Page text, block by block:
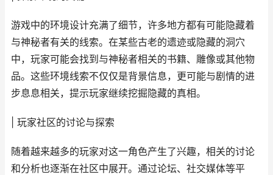
游戏中的环境设计充满了细节，许多地方都有可能隐藏着
与神秘者有关的线索。在某些古老的遗迹或隐藏的洞穴
中，玩家可能会找到与神秘者相关的书籍、雕像或其他物
品。这些环境线索不仅仅是背景信息，更可能与剧情的进
步息息相关，提示玩家继续挖掘隐藏的真相。
| 玩家社区的讨论与探索
随着越来越多的玩家对这一角色产生了兴趣，相关的讨论
和分析也逐渐在社区中展开。通过论坛、社交媒体等平